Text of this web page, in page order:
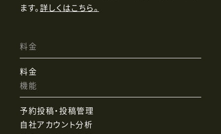
ます。詳しくはこちら。
料金
料金
機能
予約投稿・投稿管理
自社アカウント分析